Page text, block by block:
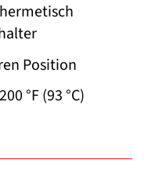
Position
°F (93 °C)